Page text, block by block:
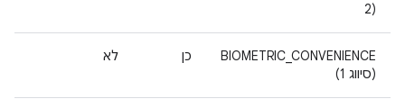
2)
BIOMETRIC_CONVENIENCE
(סיווג 1)
כן לא